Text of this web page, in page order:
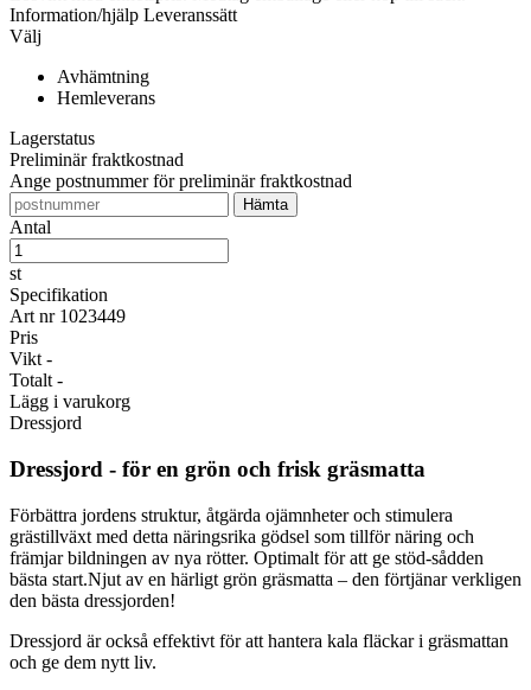
Information/hjälp Leveranssätt
Välj
Avhämtning
Hemleverans
Lagerstatus
Preliminär fraktkostnad
Ange postnummer för preliminär fraktkostnad
Antal
st
Specifikation
Art nr 1023449
Pris
Vikt -
Totalt -
Lägg i varukorg
Dressjord
Dressjord - för en grön och frisk gräsmatta
Förbättra jordens struktur, åtgärda ojämnheter och stimulera
grästillväxt med detta näringsrika gödsel som tillför näring och
främjar bildningen av nya rötter. Optimalt för att ge stöd-sådden
bästa start.Njut av en härligt grön gräsmatta – den förtjänar verkligen
den bästa dressjorden!
Dressjord är också effektivt för att hantera kala fläckar i gräsmattan
och ge dem nytt liv.